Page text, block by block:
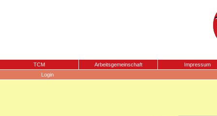
TCM Arbeitsgemeinschaft
Impressum
Login